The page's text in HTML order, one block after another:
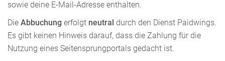
sowie deine E-Mail-Adresse enthalten.
Die Abbuchung erfolgt neutral durch den Dienst Paidwings.
Es gibt keinen Hinweis darauf, dass die Zahlung für die
Nutzung eines Seitensprungportals gedacht ist.